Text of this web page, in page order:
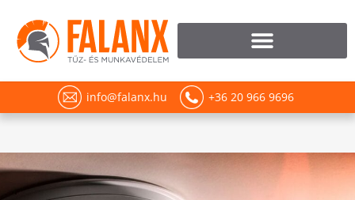
info@falanx.hu +36 20 966 9696